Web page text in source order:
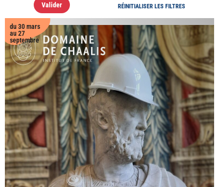
Valider RÉINITIALISER LES FILTRES
du 30 mars
au 27
septembre